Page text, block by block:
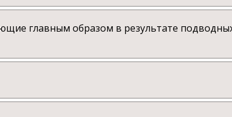
главным образом в результате